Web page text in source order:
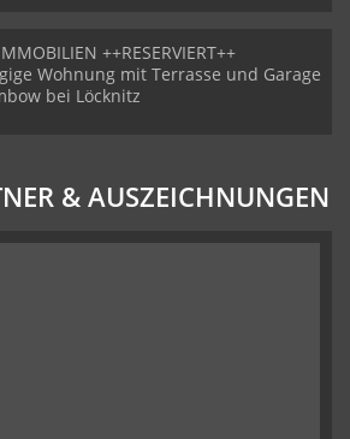
++RESERVIERT++
Wohnung mit Terrasse und Garage
bei Löcknitz
& AUSZEICHNUNGEN